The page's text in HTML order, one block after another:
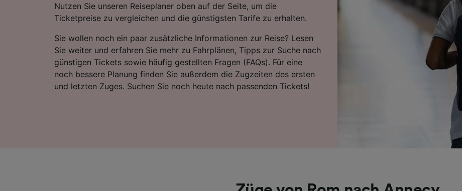
Nutzen Sie unseren Reiseplaner oben auf der Seite, um die
Ticketpreise zu vergleichen und die günstigsten Tarife zu erhalten.
Sie wollen noch ein paar zusätzliche Informationen zur Reise? Lesen
Sie weiter und erfahren Sie mehr zu Fahrplänen, Tipps zur Suche nach
günstigen Tickets sowie häufig gestellten Fragen (FAQs). Für eine
noch bessere Planung finden Sie außerdem die Zugzeiten des ersten
und letzten Zuges. Suchen Sie noch heute nach passenden Tickets!